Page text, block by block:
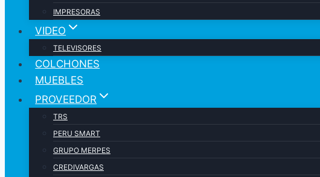
IMPRESORAS
VIDEO
TELEVISORES
COLCHONES
MUEBLES
PROVEEDOR
TRS
PERU SMART
GRUPO MERPES
CREDIVARGAS